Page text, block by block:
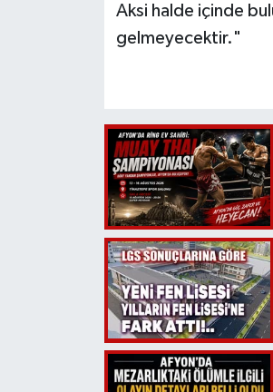
Aksi halde içinde
gelmeyecektir."